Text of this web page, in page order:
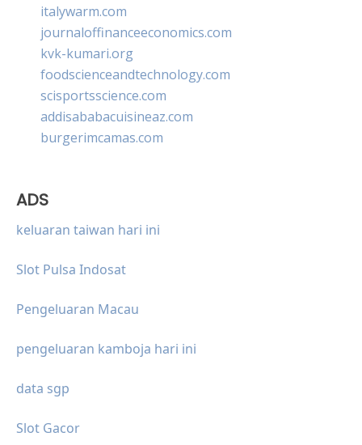
italywarm.com
journaloffinanceeconomics.com
kvk-kumari.org
foodscienceandtechnology.com
scisportsscience.com
addisababacuisineaz.com
burgerimcamas.com
ADS
keluaran taiwan hari ini
Slot Pulsa Indosat
Pengeluaran Macau
pengeluaran kamboja hari ini
data sgp
Slot Gacor